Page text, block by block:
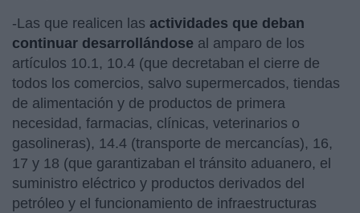
-Las que realicen las actividades que deban
continuar desarrollándose al amparo de los
artículos 10.1, 10.4 (que decretaban el cierre de
todos los comercios, salvo supermercados, tiendas
de alimentación y de productos de primera
necesidad, farmacias, clínicas, veterinarios o
gasolineras), 14.4 (transporte de mercancías), 16,
17 y 18 (que garantizaban el tránsito aduanero, el
suministro eléctrico y productos derivados del
petróleo y el funcionamiento de infraestructuras